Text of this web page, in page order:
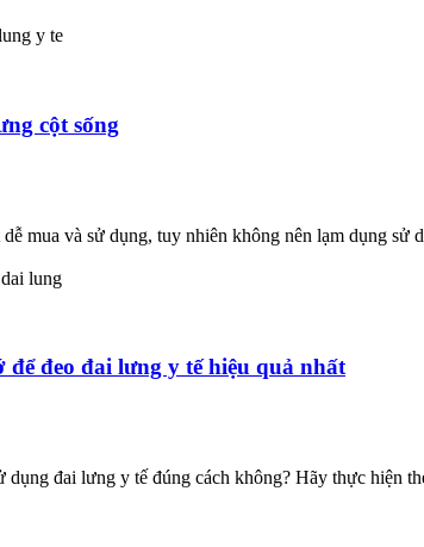
cột sống
mua và sử dụng, tuy nhiên không nên lạm dụng sử
đeo đai lưng y tế hiệu quả nhất
dụng đai lưng y tế đúng cách không? Hãy thực hiện